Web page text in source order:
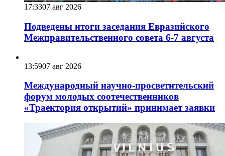
17:3307 авг 2026
Подведены итоги заседания Евразийского
Межправительственного совета 6-7 августа
13:5907 авг 2026
Международный научно-просветительский
форум молодых соотечественников
«Траектория открытий» принимает заявки